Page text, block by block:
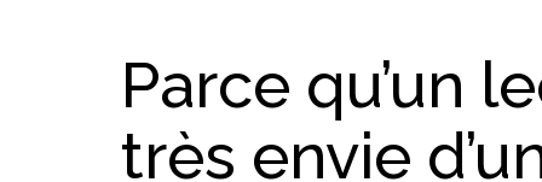
Parce qu’un
très envie